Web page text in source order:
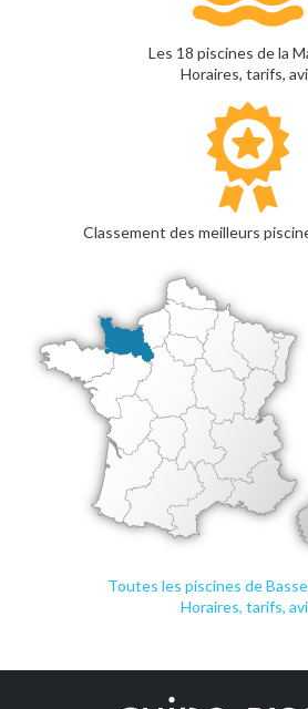
Les 18 piscines de la
Horaires, tarifs,
Classement des meilleurs
Toutes les piscines de
Horaires, tarifs,